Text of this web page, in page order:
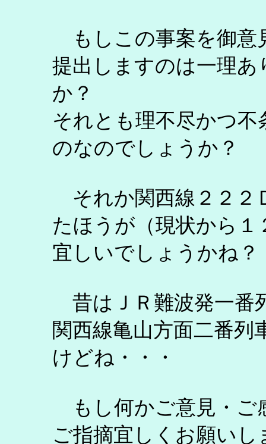
もしこの事案を御意
提出しますのは一理
か？
それとも理不尽かつ
のなのでしょうか？
それか関西線２２２
たほうが（現状から１
宜しいでしょうかね？
昔はＪＲ難波発一番
関西線亀山方面二番
けどね・・・
もし何かご意見・ご
ご指摘宜しくお願いし